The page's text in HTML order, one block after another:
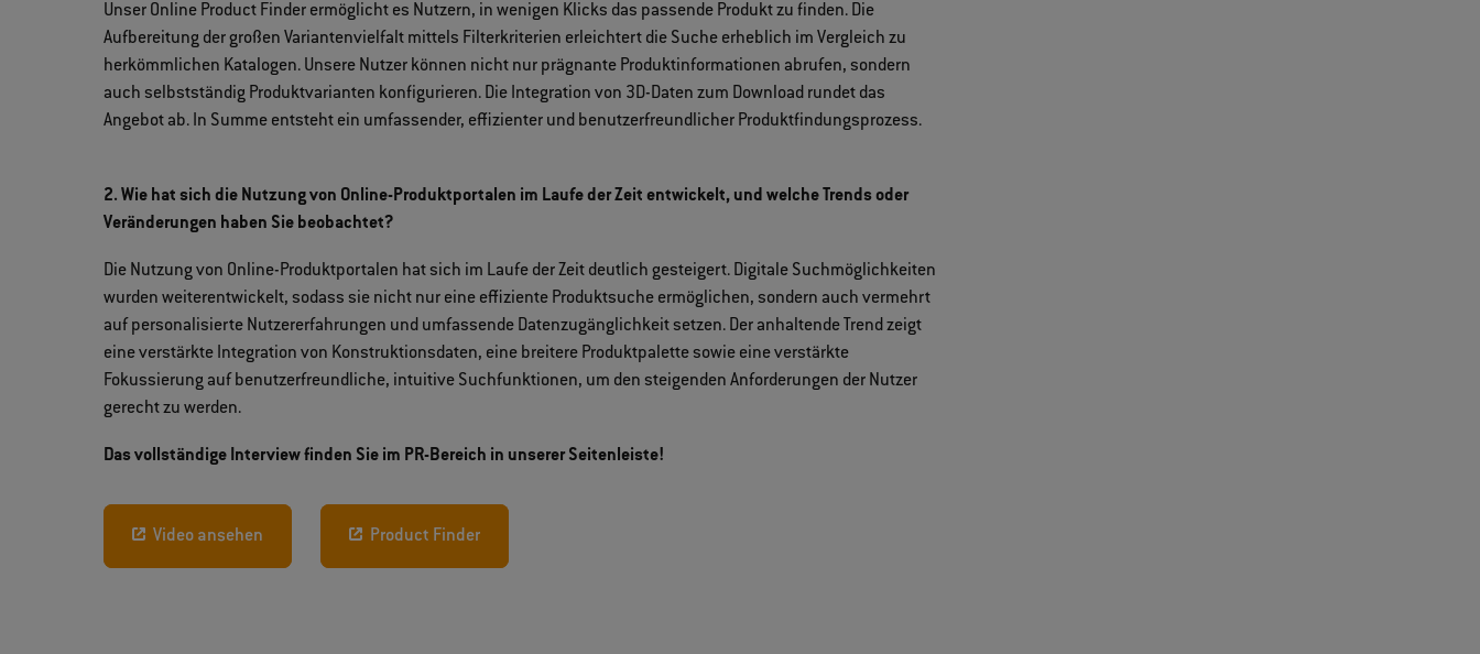
Unser Online Product Finder ermöglicht es Nutzern, in wenigen Klicks das passende Produkt zu finden. Die
Aufbereitung der großen Variantenvielfalt mittels Filterkriterien erleichtert die Suche erheblich im Vergleich zu
herkömmlichen Katalogen. Unsere Nutzer können nicht nur prägnante Produktinformationen abrufen, sondern
auch selbstständig Produktvarianten konfigurieren. Die Integration von 3D-Daten zum Download rundet das
Angebot ab. In Summe entsteht ein umfassender, effizienter und benutzerfreundlicher Produktfindungsprozess.
2. Wie hat sich die Nutzung von Online-Produktportalen im Laufe der Zeit entwickelt, und welche Trends oder
Veränderungen haben Sie beobachtet?
Die Nutzung von Online-Produktportalen hat sich im Laufe der Zeit deutlich gesteigert. Digitale Suchmöglichkeiten
wurden weiterentwickelt, sodass sie nicht nur eine effiziente Produktsuche ermöglichen, sondern auch vermehrt
auf personalisierte Nutzererfahrungen und umfassende Datenzugänglichkeit setzen. Der anhaltende Trend zeigt
eine verstärkte Integration von Konstruktionsdaten, eine breitere Produktpalette sowie eine verstärkte
Fokussierung auf benutzerfreundliche, intuitive Suchfunktionen, um den steigenden Anforderungen der Nutzer
gerecht zu werden.
Das vollständige Interview finden Sie im PR-Bereich in unserer Seitenleiste!
Video ansehen Product Finder